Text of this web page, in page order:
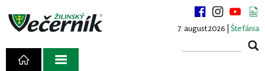
7. august 2026 | Štefánia